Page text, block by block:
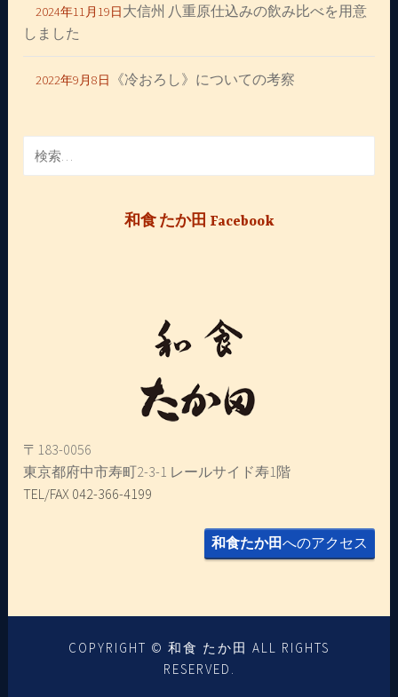
2024年11月19日大信州 八重原仕込みの飲み比べを用意
しました
2022年9月8日 《冷おろし》についての考察
索:
和食 たか田 Facebook
〒183-0056
東京都府中市寿町2-3-1 レールサイド寿1階
TEL/FAX 042-366-4199
和食たか田へのアクセス
COPYRIGHT © 和食 たか田 ALL RIGHTS
RESERVED.